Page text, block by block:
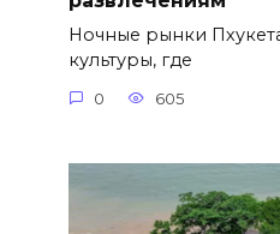
Ночные рынки
культуры, где
0 605